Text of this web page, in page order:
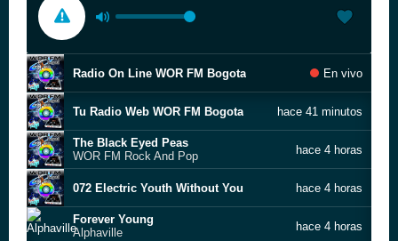
Radio On Line WOR FM Bogota En vivo
Tu Radio Web WOR FM Bogota hace 41 minutos
The Black Eyed Peas
WOR FM Rock And Pop
hace 4 horas
072 Electric Youth Without You hace 4 horas
Forever Young
Alphaville
hace 4 horas